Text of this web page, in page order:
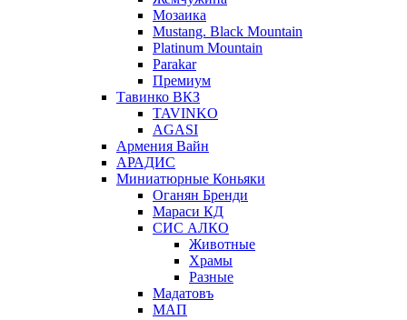
Мозаика
Mustang. Black Mountain
Platinum Mountain
Parakar
Премиум
Тавинко ВКЗ
TAVINKO
AGASI
Армения Вайн
АРАДИС
Миниатюрные Коньяки
Оганян Бренди
Мараси КД
СИС АЛКО
Животные
Храмы
Разные
Мадатовъ
МАП